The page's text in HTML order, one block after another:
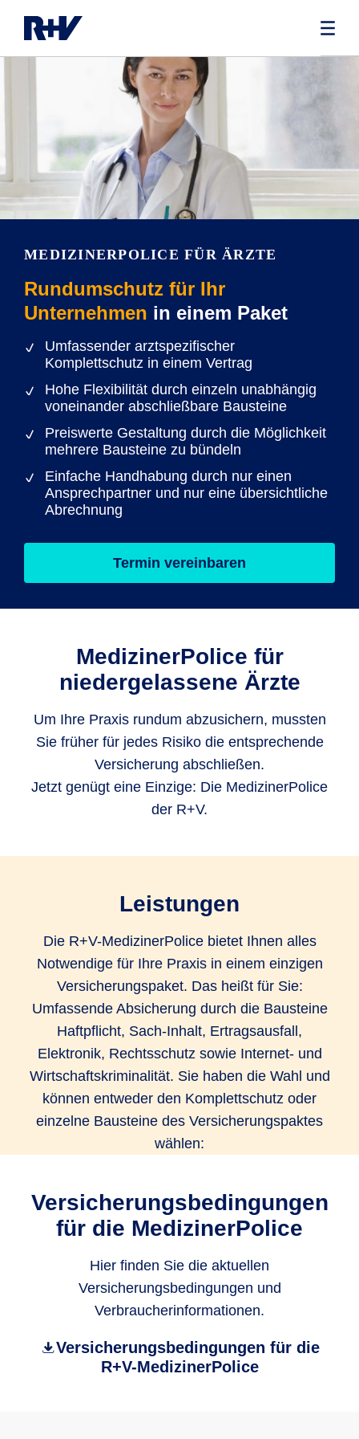
MEDIZINERPOLICE FÜR ÄRZTE
Rundumschutz für Ihr
Unternehmen in einem Paket
Umfassender arztspezifischer
Komplettschutz in einem Vertrag
Hohe Flexibilität durch einzeln unabhängig
voneinander abschließbare Bausteine
Preiswerte Gestaltung durch die Möglichkeit
mehrere Bausteine zu bündeln
Einfache Handhabung durch nur einen
Ansprechpartner und nur eine übersichtliche
Abrechnung
Termin vereinbaren
MedizinerPolice für
niedergelassene Ärzte
Um Ihre Praxis rundum abzusichern, mussten
Sie früher für jedes Risiko die entsprechende
Versicherung abschließen.
Jetzt genügt eine Einzige: Die MedizinerPolice
der R+V.
Leistungen
Die R+V-MedizinerPolice bietet Ihnen alles
Notwendige für Ihre Praxis in einem einzigen
Versicherungspaket. Das heißt für Sie:
Umfassende Absicherung durch die Bausteine
Haftpflicht, Sach-Inhalt, Ertragsausfall,
Elektronik, Rechtsschutz sowie Internet- und
Wirtschaftskriminalität. Sie haben die Wahl und
können entweder den Komplettschutz oder
einzelne Bausteine des Versicherungspaktes
wählen:
Versicherungsbedingungen
für die MedizinerPolice
Hier finden Sie die aktuellen
Versicherungsbedingungen und
Verbraucherinformationen.
​Versicherungsbedingungen für die
R+V-MedizinerPolice